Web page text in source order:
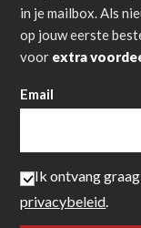
in je mailbox. Als
op jouw eerste
voor extra
Email
Ik ontvang
privacybeleid